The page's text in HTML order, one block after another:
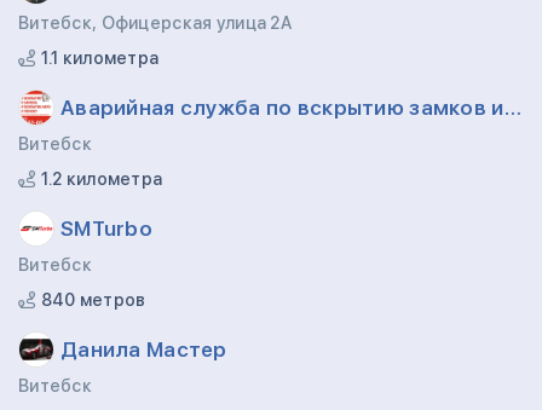
Витебск, Офицерская улица 2А
1.1 километра
Аварийная служба по вскрытию замков и автомобилей
Витебск
1.2 километра
SMTurbo
Витебск
840 метров
Данила Мастер
Витебск